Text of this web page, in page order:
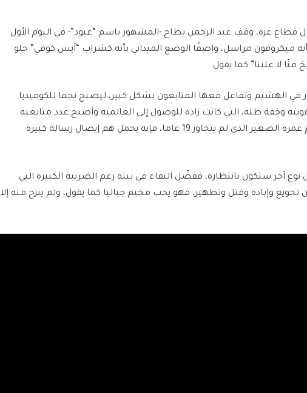
غزة، وقف عبد الرحمن بطاح -المشهور باسم “عبود”- في اليوم الأول
ميكروفون مراسل، واصفًا الوضع الميداني بأنه كشراب “آيس كوفي” حلو
منّا لا علينا” كما يقول.
في الهشيم وتفاعل معها المتابعون بشكل كبير، ليصبح نجما للكوميديا
وخفة ظله، التي كانت زاده للوصول إلى العالمية وأصبح عدد متابعيه
بالملايين من كافة أقطار العالم، فرغم عمره الصغير الذي لم يتجاوز 19 عاما، فإنه يحمل هم إيصال رسالة كبيرة
نوع آخر ستكون بانتظاره، ففضّل البقاء في بيته رغم الضريبة الكبيرة التي
وإبادة وقتل وتطهير، فهو يحب مخيم جباليا كما يقول، ولم ينزح منه إلا